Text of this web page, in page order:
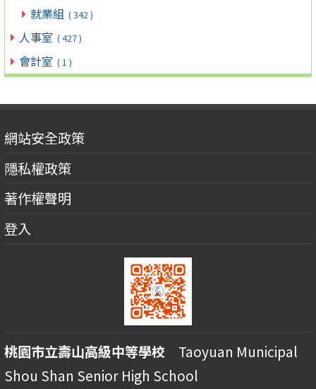
就業組 ( 342 )
人事室 ( 427 )
會計室 ( 1 )
網站安全政策
隱私權政策
著作權聲明
登入
桃園市立壽山高級中等學校 Taoyuan Municipal
Shou Shan Senior High School